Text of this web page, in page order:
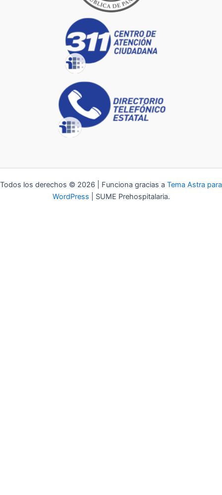
Todos los derechos © 2026 | Funciona gracias a Tema Astra para
WordPress | SUME Prehospitalaria.